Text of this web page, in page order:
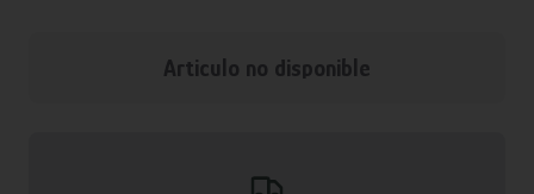
Articulo no disponible